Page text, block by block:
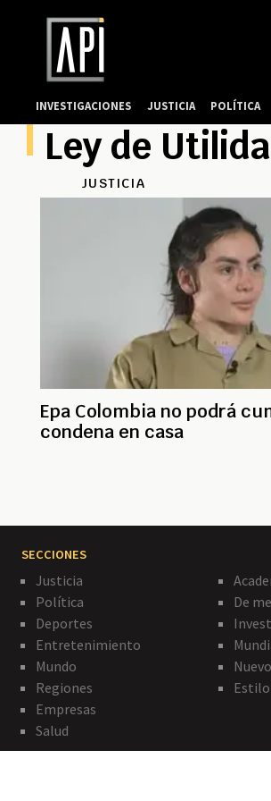
Ley de
JUSTICIA
Epa Colombia no podrá
condena en casa
SECCIONES
Justicia
Política
Deportes
Entretenimiento
Mundo
Regiones
Empresas
Salud
De
Estilo
INVESTIGACIONES JUSTICIA POLÍTICA